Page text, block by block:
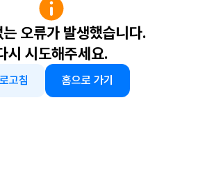
는 오류가 발생했습니다.
시 시도해주세요.
고침 홈으로 가기